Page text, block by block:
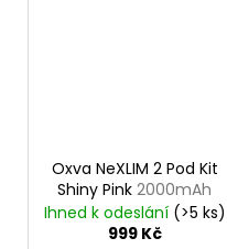
Oxva NeXLIM 2 Pod Kit
Shiny Pink 2000mAh
Ihned k odeslání (>5 ks)
999 Kč